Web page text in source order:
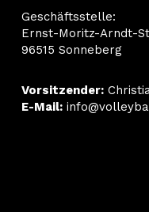
Geschäftsstelle:
Ernst-Moritz-Arndt-
96515 Sonneberg
Vorsitzender:
E-Mail: